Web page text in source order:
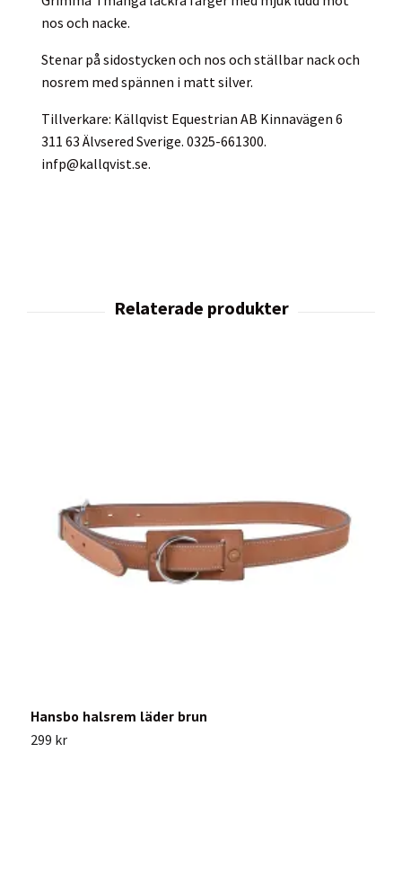
nos och nacke.
Stenar på sidostycken och nos och ställbar nack och
nosrem med spännen i matt silver.
Tillverkare: Källqvist Equestrian AB Kinnavägen 6
311 63 Älvsered Sverige. 0325-661300.
infp@kallqvist.se.
Hansbo halsrem läder brun
299 kr